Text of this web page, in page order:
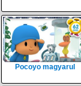
Pocoyo magyarul